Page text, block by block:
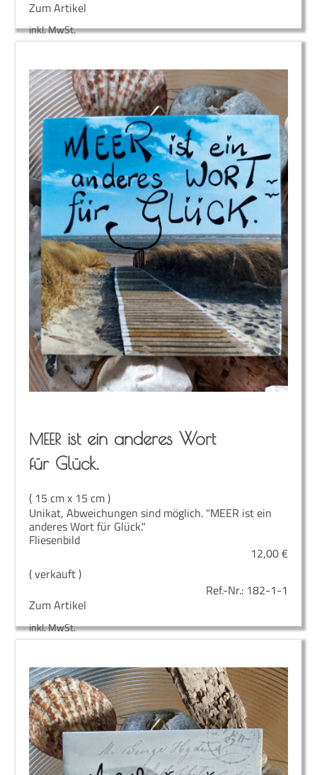
Zum Artikel
inkl. MwSt.
MEER ist ein ande­res Wort
für Glück.
( 15 cm x 15 cm )
Unikat, Abweichungen sind möglich. "MEER ist ein
anderes Wort für Glück."
Fliesenbild
12,00€
( verkauft )
Ref.-Nr.: 182-1-1
Zum Artikel
inkl. MwSt.